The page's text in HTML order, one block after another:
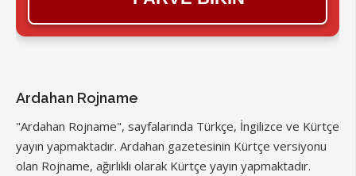
Ardahan Rojname
"Ardahan Rojname", sayfalarında Türkçe, İngilizce ve Kürtçe
yayın yapmaktadır. Ardahan gazetesinin Kürtçe versiyonu
olan Rojname, ağırlıklı olarak Kürtçe yayın yapmaktadır.